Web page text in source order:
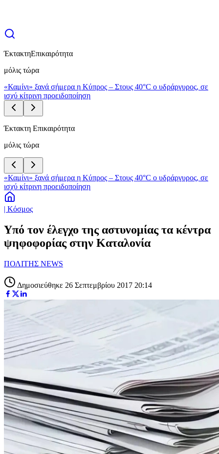
ΈκτακτηΕπικαιρότητα
μόλις τώρα
«Καμίνι» ξανά σήμερα η Κύπρος – Στους 40°C ο υδράργυρος, σε
ισχύ κίτρινη προειδοποίηση
Έκτακτη Επικαιρότητα
μόλις τώρα
«Καμίνι» ξανά σήμερα η Κύπρος – Στους 40°C ο υδράργυρος, σε
ισχύ κίτρινη προειδοποίηση
| Κόσμος
Υπό τον έλεγχο της αστυνομίας τα κέντρα
ψηφοφορίας στην Καταλονία
ΠΟΛΙΤΗΣ NEWS
Δημοσιεύθηκε 26 Σεπτεμβρίου 2017 20:14